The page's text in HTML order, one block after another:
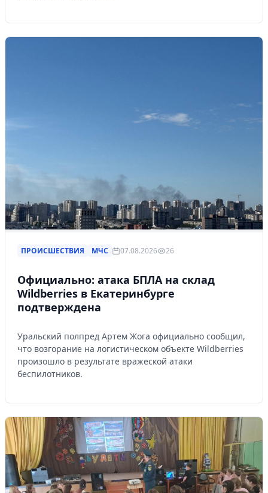
ПРОИСШЕСТВИЯ МЧС 07.08.2026 26
Официально: атака БПЛА на склад
Wildberries в Екатеринбурге
подтверждена
Уральский полпред Артем Жога официально сообщил,
что возгорание на логистическом объекте Wildberries
произошло в результате вражеской атаки
беспилотников.